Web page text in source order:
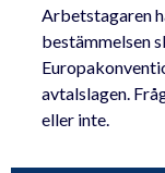
Arbetstagaren
bestämmelsen
avtalslagen.
eller inte.